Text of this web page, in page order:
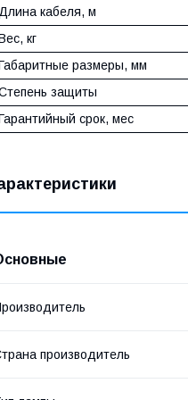
Длина кабеля, м
кг
размеры, мм
защиты
срок, мес
производитель